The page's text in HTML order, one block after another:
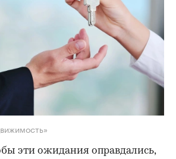
эти ожидания оправдались,